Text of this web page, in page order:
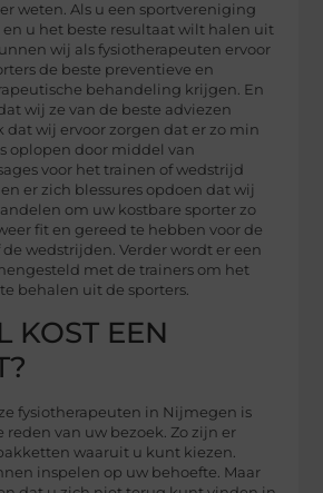
weten. Als u een sportvereniging
u het beste resultaat wilt halen uit
wij als fysiotherapeuten ervoor
de beste preventieve en
behandeling krijgen. En
wij ze van de beste adviezen
dat wij ervoor zorgen dat er zo min
oplopen door middel van
voor het trainen of wedstrijd
er zich blessures opdoen dat wij
om uw kostbare sporter zo
fit en gereed te hebben voor de
de wedstrijden. Verder wordt er een
met de trainers om het
behalen uit de sporters.
KOST EEN
fysiotherapeuten in Nijmegen is
van uw bezoek. Zo zijn er
waaruit u kunt kiezen.
inspelen op uw behoefte. Maar